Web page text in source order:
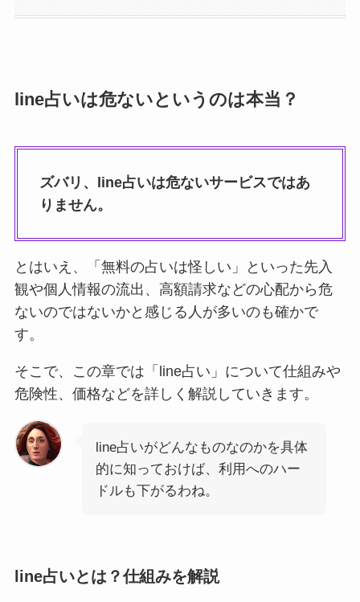
line占いは危ないというのは本当？
ズバリ、line占いは危ないサービスではあ
りません。
とはいえ、「無料の占いは怪しい」といった先入
観や個人情報の流出、高額請求などの心配から危
ないのではないかと感じる人が多いのも確かで
す。
そこで、この章では「line占い」について仕組みや
危険性、価格などを詳しく解説していきます。
line占いがどんなものなのかを具体
的に知っておけば、利用へのハー
ドルも下がるわね。
line占いとは？仕組みを解説